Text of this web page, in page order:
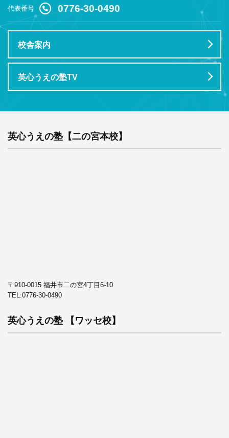
代表番号 0776-30-0490
校舎案内
英心うえの塾TV
英心うえの塾【二の宮本校】
〒910-0015 福井市二の宮4丁目6-10
TEL:0776-30-0490
英心うえの塾 【ワッセ校】